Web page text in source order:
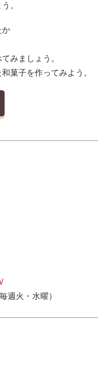
。
か
みましょう。
菓子を作ってみよう。
週火・水曜）